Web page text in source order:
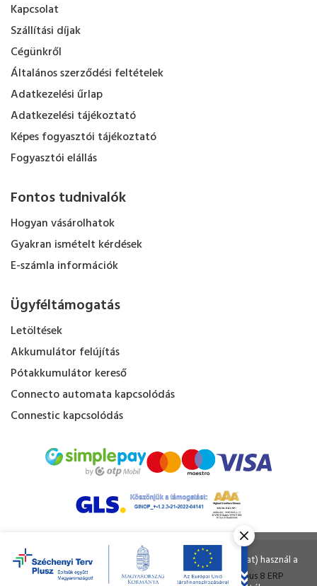
Kapcsolat
Szállítási díjak
Cégünkről
Általános szerződési feltételek
Adatkezelési űrlap
Adatkezelési tájékoztató
Képes fogyasztói tájékoztató
Fogyasztói elállás
Fontos tudnivalók
Hogyan vásárolhatok
Gyakran ismételt kérdések
E-számla információk
Ügyféltámogatás
Letöltések
Akkumulátor felújítás
Pótakkumulátor kereső
Connecto automata kapcsolódás
Connestic kapcsolódás
Kapacitás Kft. © Minden jog fenntartva.
Tervezte és készítette:Vision-Software, azOctopus 8 ERP
Ahogy a legtöbb weboldal, a miénk is sütiket (cookie-kat) használ a
nagyobb felhasználói élmény érdekében.